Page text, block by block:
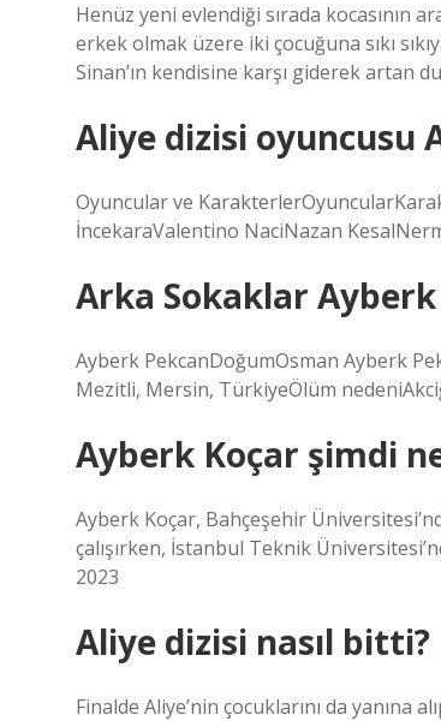
Henüz yeni evlendiği sırada kocasının
erkek olmak üzere iki çocuğuna sıkı
Sinan’ın kendisine karşı giderek artan
Aliye dizisi oyuncusu
Oyuncular ve
İncekaraValentino NaciNazan
Arka Sokaklar Ayberk
Ayberk PekcanDoğumOsman Ayberk
Mezitli, Mersin, TürkiyeÖlüm
Ayberk Koçar şimdi
Ayberk Koçar, Bahçeşehir
çalışırken, İstanbul Teknik
2023
Aliye dizisi nasıl bitti?
Finalde Aliye’nin çocuklarını da yanına